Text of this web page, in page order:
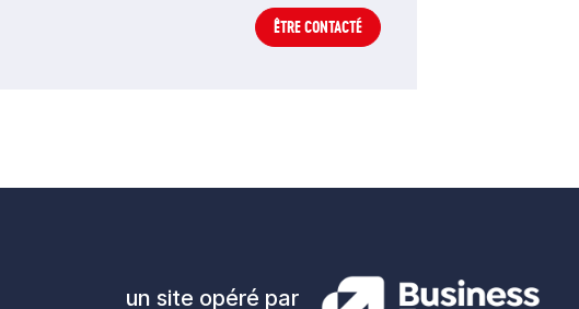
ÊTRE CONTACTÉ
un site opéré par